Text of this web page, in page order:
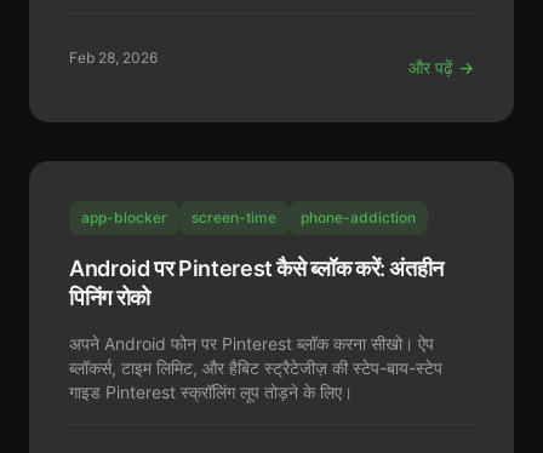
Feb 28, 2026 और पढ़ें →
app-blocker screen-time phone-addiction
Android पर Pinterest कैसे ब्लॉक करें: अंतहीन
पिनिंग रोको
अपने Android फोन पर Pinterest ब्लॉक करना सीखो। ऐप
ब्लॉकर्स, टाइम लिमिट, और हैबिट स्ट्रैटेजीज़ की स्टेप-बाय-स्टेप
गाइड Pinterest स्क्रॉलिंग लूप तोड़ने के लिए।